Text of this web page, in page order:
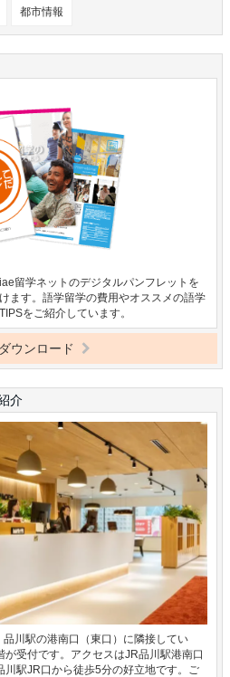
都市情報
留学ネットのデジタルパンフレットを
ます。語学留学の費用やオススメの語学
をご紹介しています。
ウンロード
介
川駅の港南口（東口）に隣接してい
受付です。アクセスはJR品川駅港南口
駅JR口から徒歩5分の好立地です。ご